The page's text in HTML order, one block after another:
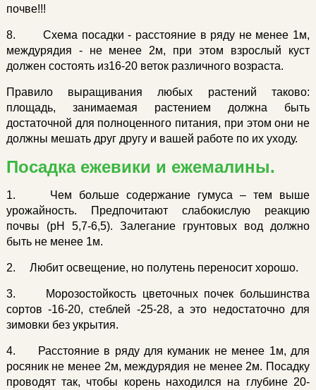
почве!!!
8. Схема посадки - расстояние в ряду не менее 1м,
междурядия - не менее 2м, при этом взрослый куст
должен состоять из16-20 веток различного возраста.
Правило выращивания любых растений таково:
площадь, занимаемая растением должна быть
достаточной для полноценного питания, при этом они не
должны мешать друг другу и вашей работе по их уходу.
Посадка ежевики и ежемалины.
1. Чем больше содержание гумуса – тем выше
урожайность. Предпочитают слабокислую реакцию
почвы (рН 5,7-6,5). Залегание грунтовых вод должно
быть не менее 1м.
2. Любит освещение, но полутень переносит хорошо.
3. Морозостойкость цветочных почек большинства
сортов -16-20, стеблей -25-28, а это недостаточно для
зимовки без укрытия.
4. Расстояние в ряду для куманик не менее 1м, для
росяник не менее 2м, междурядия не менее 2м. Посадку
проводят так, чтобы корень находился на глубине 20-